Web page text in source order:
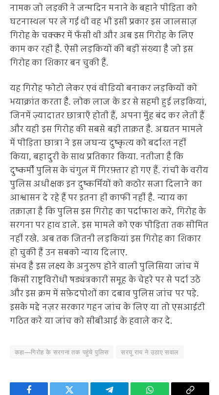
नामक जो लड़की ने जन्मदिन मनाने के बहाने पीड़िता को
घटनास्थल पर ले गई थी वह भी इसी प्रकार इस जालसाज़
गिरोह के चक्कर में फँसी थी और अब इस गिरोह के लिए
काम कर रही है. ऐसी लड़कियों की बड़ी संख्या है जो इस
गिरोह का शिकार बन चुकी हैं.
यह गिरोह फोटो लेकर एवं वीडियो बनाकर लड़कियों को
भयाक्रांत करता है. लोक लाज के डर से सहमी हुई लड़कियां,
जिनमें ज़्यादातर छात्राएँ होती हैं, अपना मुँह बंद कर लेती हैं
और यही इस गिरोह की सबसे बड़ी ताक़त है. अद्यतन मामले
में पीड़िता छात्रा ने इस जघन्य दुष्कृत्य को बर्दाश्त नहीं
किया, बहादुरी के साथ प्रतिकार किया. नतीजा है कि
दुष्कर्मी पुलिस के चंगुल में गिरफ़्तार हो गए हैं. रांची के वरीय
पुलिस अधीक्षक इन दुष्कर्मियों को कठोर सजा दिलाने का
आश्वासन दे रहे हैं पर इतना ही काफी नहीं है. न्याय का
तक़ाज़ा है कि पुलिस इस गिरोह का पर्दाफाश करे, गिरोह के
सरगना पर हाथ डाले. इस मामले को एक पीड़िता तक सीमित
नहीं रखे. अब तक जितनी लड़कियां इस गिरोह का शिकार
हो चुकी हैं उन सबको न्याय दिलाए.
संभव है इस लक्ष्य के अनुरूप होने वाली पुलिसिया जांच में
किसी राष्ट्रविरोधी षड्यंत्रकारी समूह के चेहरे पर से पर्दा उठे
और इस क्रम में सफ़ेदपोशों का दबाव पुलिस जांच पर पड़े.
इसके मद्दे नज़र सरकार गहन जांच के लिए या तो एसआईटी
गठित करे या जांच को सीबीआई के हवाले कर दे.
कहा—गिरोह के सरगना तक पहुंचे पुलिस सरयू राय ने उठाए सवाल